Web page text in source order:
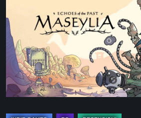
Echoes
of
the
Past
–
Un